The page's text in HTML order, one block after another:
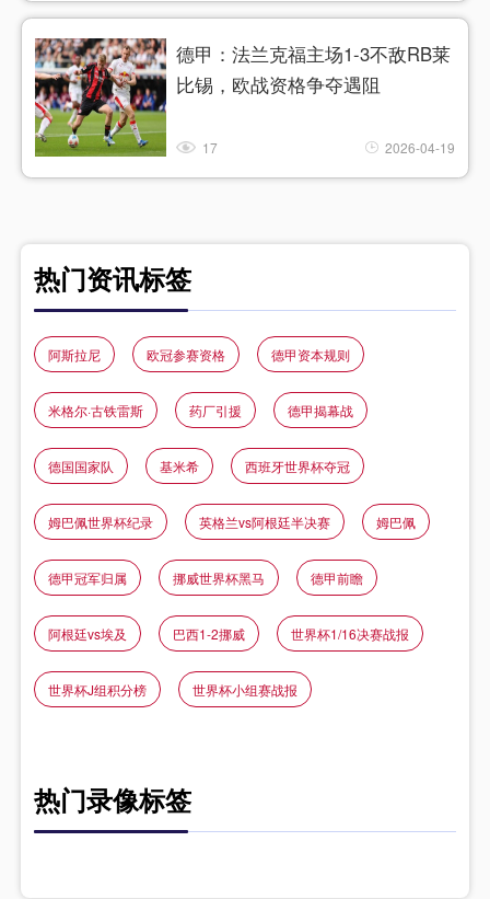
德甲：法兰克福主场1-3不敌RB莱
比锡，欧战资格争夺遇阻
17 2026-04-19
热门资讯标签
阿斯拉尼 欧冠参赛资格 德甲资本规则
米格尔·古铁雷斯 药厂引援 德甲揭幕战
德国国家队 基米希 西班牙世界杯夺冠
姆巴佩世界杯纪录 英格兰vs阿根廷半决赛 姆巴佩
德甲冠军归属 挪威世界杯黑马 德甲前瞻
阿根廷vs埃及 巴西1-2挪威 世界杯1/16决赛战报
世界杯J组积分榜 世界杯小组赛战报
热门录像标签